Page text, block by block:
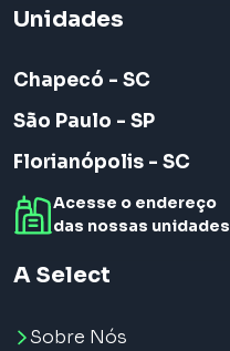
Unidades
Chapecó - SC
São Paulo - SP
Florianópolis - SC
Acesse o endereço
das nossas unidades
A Select
Sobre Nós